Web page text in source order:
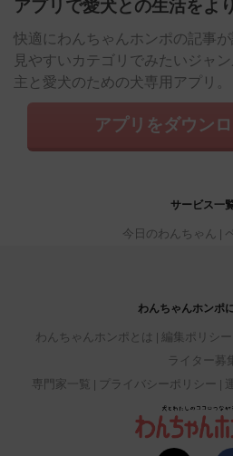
アプリで愛犬との生活をよ
快適にわんちゃんホンポの記事が
見やすいカテゴリでみたいジャ
主と愛犬のための犬専用アプリ。
アプリをダウン
サービス一
今日のわんちゃん
わんちゃんホンポ
わんちゃんホンポとは 編集ポリシー
ライター募集
専門家一覧
プライバシーポリシー